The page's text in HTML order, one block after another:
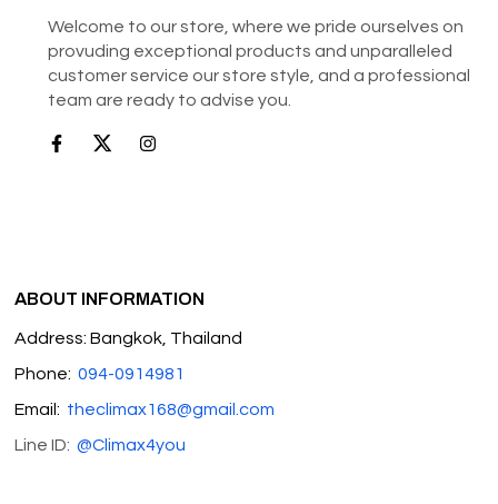
Welcome to our store, where we pride ourselves on
provuding exceptional products and unparalleled
customer service our store style, and a professional
team are ready to advise you.
ABOUT INFORMATION
Address: Bangkok, Thailand
Phone: 094-0914981
Email: theclimax168@gmail.com
Line ID:@Climax4you